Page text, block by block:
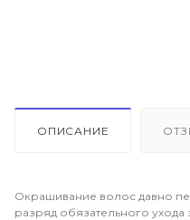
ОПИСАНИЕ
Окрашивание волос давно
разряд обязательного